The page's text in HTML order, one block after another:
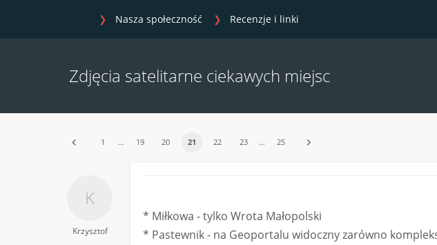
Nasza społeczność Recenzje i linki
Zdjęcia satelitarne ciekawych miejsc
1 … 19 20 21 22 23 … 25
Krzysztof
* Miłkowa - tylko Wrota Małopolski
* Pastewnik - na Geoportalu widoczny zarówno